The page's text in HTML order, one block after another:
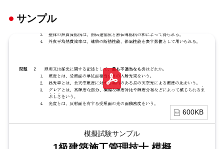
サンプル
600KB
模擬試験サンプル